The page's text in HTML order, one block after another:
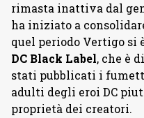
rimasta inattiva dal
ha iniziato a
quel periodo Vertigo si
DC Black Label, che è
stati pubblicati i
adulti degli eroi DC
proprietà dei creatori.